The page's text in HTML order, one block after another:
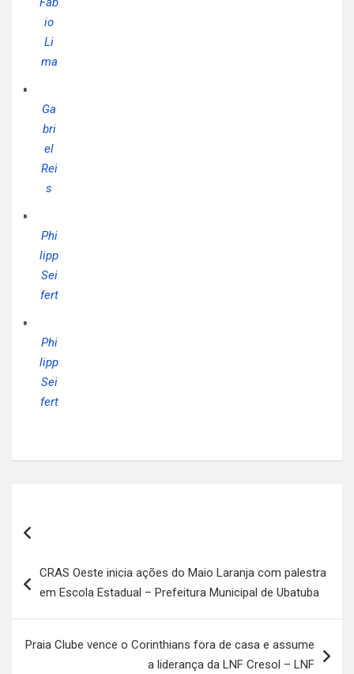
io
Li
ma
Ga
bri
el
Rei
s
Phi
lipp
Sei
fert
Phi
lipp
Sei
fert
de
Post
CRAS Oeste inicia ações do Maio Laranja com palestra
em Escola Estadual – Prefeitura Municipal de Ubatuba
Praia Clube vence o Corinthians fora de casa e assume
a liderança da LNF Cresol – LNF